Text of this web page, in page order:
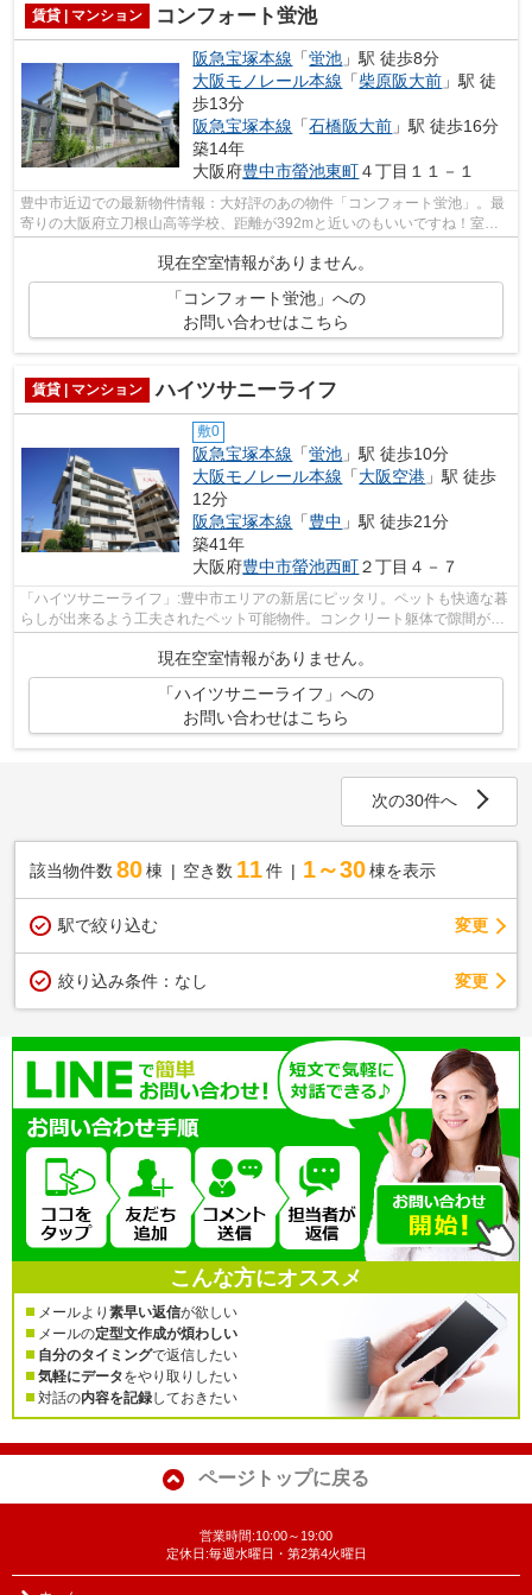
賃貸 | マンション コンフォート蛍池
阪急宝塚本線 「蛍池 」駅 徒歩8分
大阪モノレール本線 「柴原阪大前 」駅 徒
歩13分
阪急宝塚本線 「石橋阪大前 」駅 徒歩16分
築14年
大阪府豊中市螢池東町４丁目１１－１
豊中市近辺での最新物件情報：大好評のあの物件「コンフォート蛍池」。最
寄りの大阪府立刀根山高等学校、距離が392mと近いのもいいですね！室内
に洗濯機スペースも確保されています◎車...
現在空室情報がありません。
「コンフォート蛍池」への
お問い合わせはこちら
賃貸 | マンション ハイツサニーライフ
敷0
阪急宝塚本線 「蛍池 」駅 徒歩10分
大阪モノレール本線 「大阪空港 」駅 徒歩
12分
阪急宝塚本線 「豊中 」駅 徒歩21分
築41年
大阪府豊中市螢池西町２丁目４－７
「ハイツサニーライフ」:豊中市エリアの新居にピッタリ。ペットも快適な暮
らしが出来るよう工夫されたペット可能物件。コンクリート躯体で隙間がな
現在空室情報がありません。
「ハイツサニーライフ」への
お問い合わせはこちら
次の30件へ
該当物件数 80棟 空き数 11 件 1～30 棟を表示
駅で絞り込む 変更
絞り込み条件： なし 変更
こんな方にオススメ
メールより 素早い返信が欲しい
メールの定型文作成が煩わしい
自分のタイミングで返信したい
気軽にデータをやり取りしたい
対話の内容を記録しておきたい
ページトップに戻る
営業時間:10:00～19:00
定休日:毎週水曜日・第2第4火曜日